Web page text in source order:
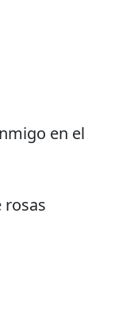
en el
rosas